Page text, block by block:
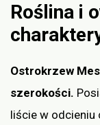
Roślina i
Ostrokrzew
szerokości.
liście w odcieniu